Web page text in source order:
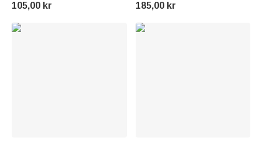
dekorasjon Søt julefestival
105,00 kr
og venner
185,00 kr